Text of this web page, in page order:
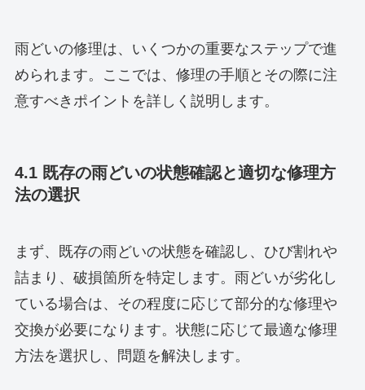
雨どいの修理は、いくつかの重要なステップで進
められます。ここでは、修理の手順とその際に注
意すべきポイントを詳しく説明します。
4.1 既存の雨どいの状態確認と適切な修理方
法の選択
まず、既存の雨どいの状態を確認し、ひび割れや
詰まり、破損箇所を特定します。雨どいが劣化し
ている場合は、その程度に応じて部分的な修理や
交換が必要になります。状態に応じて最適な修理
方法を選択し、問題を解決します。